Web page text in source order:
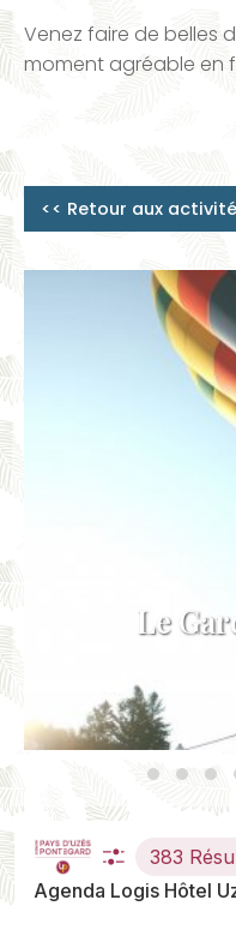
Venez faire de belles
moment agréable en
<< Retour aux
Le